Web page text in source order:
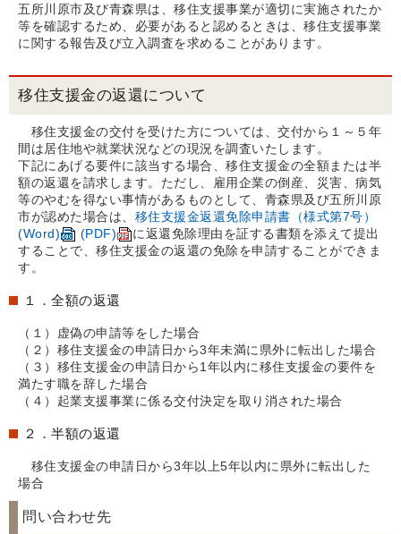
五所川原市及び青森県は、移住支援事業が適切に実施されたか
等を確認するため、必要があると認めるときは、移住支援事業
に関する報告及び立入調査を求めることがあります。
移住支援金の返還について
移住支援金の交付を受けた方については、交付から１～５年
間は居住地や就業状況などの現況を調査いたします。
下記にあげる要件に該当する場合、移住支援金の全額または半
額の返還を請求します。ただし、雇用企業の倒産、災害、病気
等のやむを得ない事情があるものとして、青森県及び五所川原
市が認めた場合は、 移住支援金返還免除申請書（様式第7号）
(Word)
(PDF)
に返還免除理由を証する書類を添えて提出
することで、移住支援金の返還の免除を申請することができま
す。
１．全額の返還
（１）虚偽の申請等をした場合
（２）移住支援金の申請日から3年未満に県外に転出した場合
（３）移住支援金の申請日から1年以内に移住支援金の要件を
満たす職を辞した場合
（４）起業支援事業に係る交付決定を取り消された場合
２．半額の返還
移住支援金の申請日から3年以上5年以内に県外に転出した
場合
問い合わせ先